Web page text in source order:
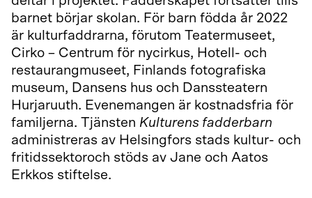
barnet börjar skolan. För barn födda år 2022
är kulturfaddrarna, förutom Teatermuseet,
Cirko – Centrum för nycirkus, Hotell- och
restaurangmuseet, Finlands fotografiska
museum, Dansens hus och Danssteatern
Hurjaruuth. Evenemangen är kostnadsfria för
familjerna. Tjänsten Kulturens fadderbarn
administreras av Helsingfors stads kultur- och
fritidssektoroch stöds av Jane och Aatos
Erkkos stiftelse.